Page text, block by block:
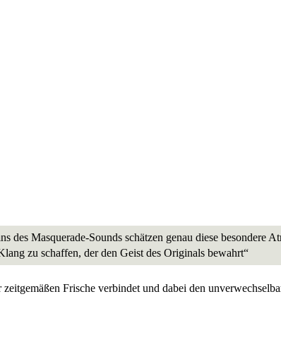
Masquerade-Sounds schätzen genau diese besondere
zu schaffen, der den Geist des Originals bewahrt“
Frische verbindet und dabei den